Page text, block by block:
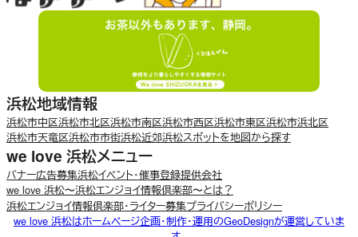
浜松地域情報
浜松市中区浜松市北区浜松市南区浜松市西区浜松市東区浜松市浜北区
浜松市天竜区浜松市市街浜松近郊浜松スポットを地図から探す
we love 浜松メニュー
バナー広告募集浜松イベント・催事登録提供会社
we love 浜松〜浜松エンジョイ情報倶楽部〜とは？
浜松エンジョイ情報倶楽部・ライター募集プライバシーポリシー
we love 浜松はホームページ企画・制作・運用のGeoDesignが運営していま